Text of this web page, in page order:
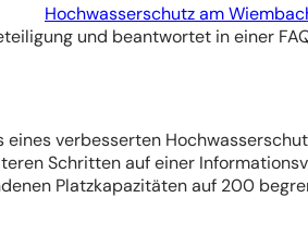
Hochwasserschutz am
und beantwortet in einer
verbesserten
Schritten auf einer
Platzkapazitäten auf 200